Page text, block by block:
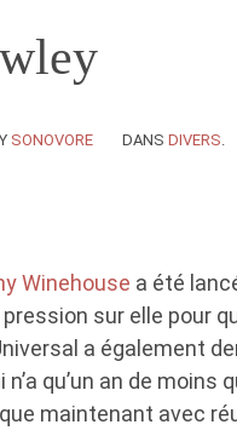
SONOVORE DANS DIVERS
Winehouse a été
sur elle pour
a également
n’a qu’un an de
maintenant avec